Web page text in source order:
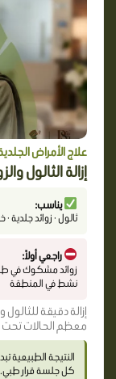
علاج الأمراض
إزالة الثالول
يناسب:
ثالول · زوائد
راجعي أولاً:
زوائد مشكوك في
نشط في المنطقة
إزالة دقيقة للثالول
معظم الحالات
النتيجة الطبيعية
كل جلسة قرار طبي.